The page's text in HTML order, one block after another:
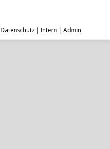
Datenschutz| Intern | Admin